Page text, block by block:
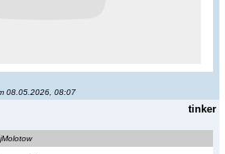
08.05.2026, 08:07
tinker